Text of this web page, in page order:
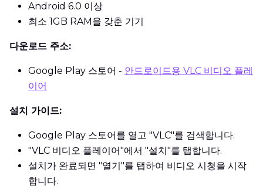
Android 6.0 이상
최소 1GB RAM을 갖춘 기기
다운로드 주소:
Google Play 스토어 - 안드로이드용 VLC 비디오 플레
이어
설치 가이드:
Google Play 스토어를 열고 "VLC"를 검색합니다.
"VLC 비디오 플레이어"에서 "설치"를 탭합니다.
설치가 완료되면 "열기"를 탭하여 비디오 시청을 시작
합니다.